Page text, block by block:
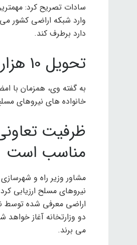
سادات تصریح کرد:
وارد شبکه اراضی کشور
دارد برطرف کند.
تحویل 10 هزار واحد مسکونی نیروهای مسلح
خانواده های نیروهای
ظرفیت
مناسب است
مشاور وزیر راه و
نیروهای مسلح ارزیابی
اراضی معرفی شده
دو وزارتخانه آغاز
می برند.